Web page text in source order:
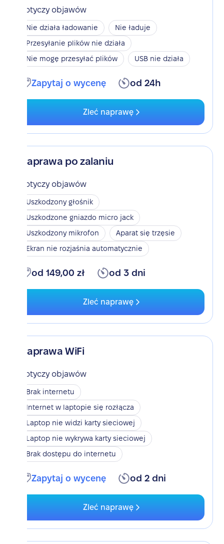
Dotyczy objawów
Nie działa ładowanie
Nie ładuje
Przesyłanie plików nie działa
Nie mogę przesyłać plików
USB nie działa
Zapytaj o wycenę od 24h
Zleć naprawę
Naprawa po zalaniu
Dotyczy objawów
Uszkodzony głośnik
Uszkodzone gniazdo micro jack
Uszkodzony mikrofon
Aparat się trzęsie
Ekran nie rozjaśnia automatycznie
od 149,00 zł od 3 dni
Zleć naprawę
Naprawa WiFi
Dotyczy objawów
Brak internetu
Internet w laptopie się rozłącza
Laptop nie widzi karty sieciowej
Laptop nie wykrywa karty sieciowej
Brak dostępu do internetu
Zapytaj o wycenę od 2 dni
Zleć naprawę